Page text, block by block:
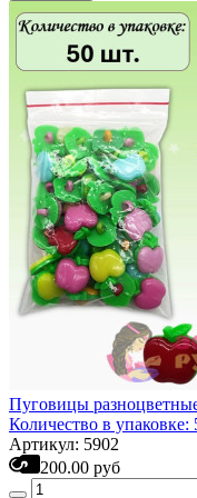
Пуговицы
Количество в упаковке:
Артикул: 5902
200.00 руб